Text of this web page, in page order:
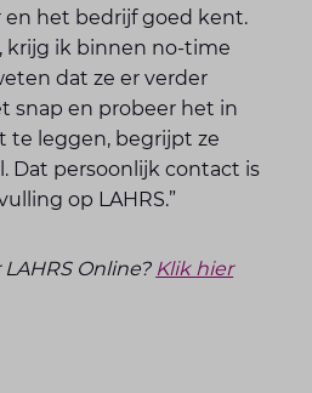
het bedrijf goed kent.
krijg ik binnen no-time
dat ze er verder
snap en probeer het in
leggen, begrijpt ze
Dat persoonlijk contact is
op LAHRS.”
Online? Klik hier